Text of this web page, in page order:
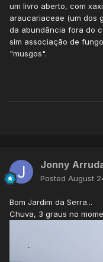
um livro aberto, com
araucariaceae (um dos
da abundância fora do
sim associação de
"musgos".
Jonny
Posted August
Bom Jardim da Serra...
Chuva, 3 graus no